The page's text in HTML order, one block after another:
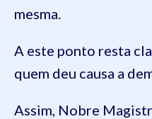
mesma.
A este ponto resta
quem deu causa a
Assim, Nobre